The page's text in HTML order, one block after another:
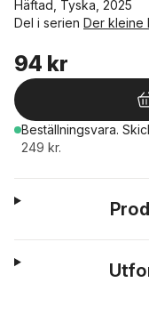
Häftad, Tyska, 2025
Del i serien Der kleine
94 kr
Beställningsvara.
249 kr.